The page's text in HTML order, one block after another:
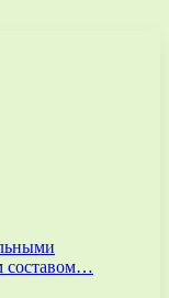
составом…